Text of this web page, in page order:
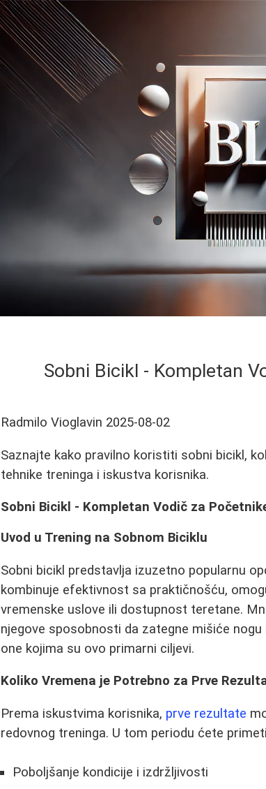
Sobni Bicikl - Kompletan
Radmilo Vioglavin 2025-08-02
Saznajte kako pravilno koristiti sobni bicikl,
tehnike treninga i iskustva korisnika.
Sobni Bicikl - Kompletan Vodič za
Uvod u Trening na Sobnom Biciklu
Sobni bicikl predstavlja izuzetno popularnu
kombinuje efektivnost sa praktičnošću,
vremenske uslove ili dostupnost teretane.
njegove sposobnosti da zategne mišiće nogu
one kojima su ovo primarni ciljevi.
Koliko Vremena je Potrebno za Prve
Prema iskustvima korisnika, prve rezultate
redovnog treninga. U tom periodu ćete
Poboljšanje kondicije i izdržljivosti